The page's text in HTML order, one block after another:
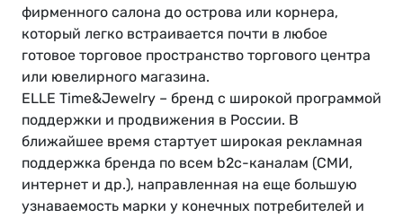
фирменного салона до острова или корнера,
который легко встраивается почти в любое
готовое торговое пространство торгового центра
или ювелирного магазина.
ELLE Time&Jewelry – бренд с широкой программой
поддержки и продвижения в России. В
ближайшее время стартует широкая рекламная
поддержка бренда по всем b2c-каналам (СМИ,
интернет и др.), направленная на еще большую
узнаваемость марки у конечных потребителей и